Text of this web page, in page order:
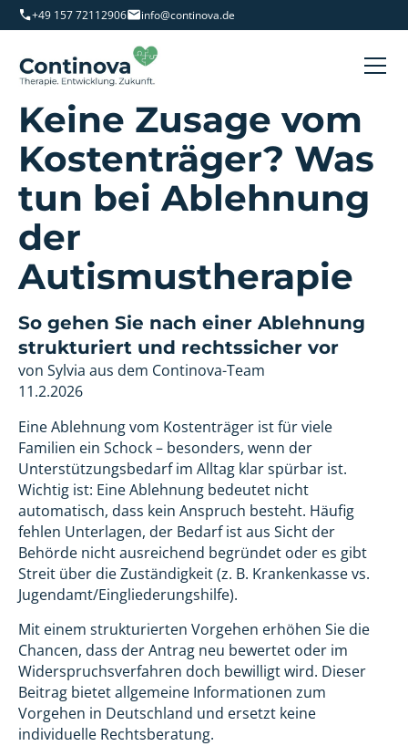
+49 157 72112906 info@continova.de
Keine Zusage vom
Kostenträger? Was
tun bei Ablehnung
der
Autismustherapie
So gehen Sie nach einer Ablehnung
strukturiert und rechtssicher vor
von Sylvia aus dem Continova-Team
11.2.2026
Eine Ablehnung vom Kostenträger ist für viele
Familien ein Schock – besonders, wenn der
Unterstützungsbedarf im Alltag klar spürbar ist.
Wichtig ist: Eine Ablehnung bedeutet nicht
automatisch, dass kein Anspruch besteht. Häufig
fehlen Unterlagen, der Bedarf ist aus Sicht der
Behörde nicht ausreichend begründet oder es gibt
Streit über die Zuständigkeit (z. B. Krankenkasse vs.
Jugendamt/Eingliederungshilfe).
Mit einem strukturierten Vorgehen erhöhen Sie die
Chancen, dass der Antrag neu bewertet oder im
Widerspruchsverfahren doch bewilligt wird. Dieser
Beitrag bietet allgemeine Informationen zum
Vorgehen in Deutschland und ersetzt keine
individuelle Rechtsberatung.